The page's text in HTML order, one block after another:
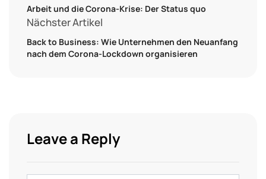
Arbeit und die Corona-Krise: Der Status quo
Nächster Artikel
Back to Business: Wie Unternehmen den Neuanfang
nach dem Corona-Lockdown organisieren
Leave a Reply